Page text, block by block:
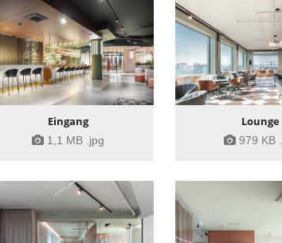
Eingang
1,1 MB .jpg
Lounge
979 KB